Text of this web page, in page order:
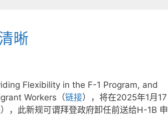
晰
Flexibility in the F-1 Program, and
Workers（链接），将在2025年1月17
，此新规可谓拜登政府卸任前送给H-1B 申